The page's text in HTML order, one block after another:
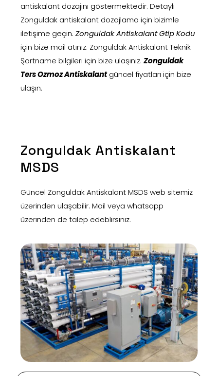
antiskalant dozajını göstermektedir. Detaylı
Zonguldak antiskalant dozajlama için bizimle
iletişime geçin. Zonguldak Antiskalant Gtip Kodu
için bize mail atınız. Zonguldak Antiskalant Teknik
Şartname bilgileri için bize ulaşınız. Zonguldak
Ters Ozmoz Antiskalantgüncel fiyatları için bize
ulaşın.
Zonguldak Antiskalant
MSDS
Güncel Zonguldak Antiskalant MSDS web sitemiz
üzerinden ulaşabilir. Mail veya whatsapp
üzerinden de talep edeblirsiniz.